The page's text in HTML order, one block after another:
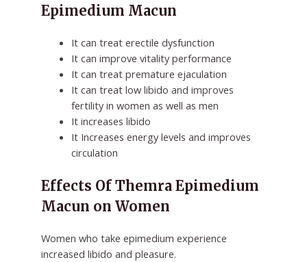
Epimedium Macun
It can treat erectile dysfunction
It can improve vitality performance
It can treat premature ejaculation
It can treat low libido and improves
fertility in women as well as men
It increases libido
It Increases energy levels and improves
circulation
Effects Of Themra Epimedium
Macun on Women
Women who take epimedium experience
increased libido and pleasure.